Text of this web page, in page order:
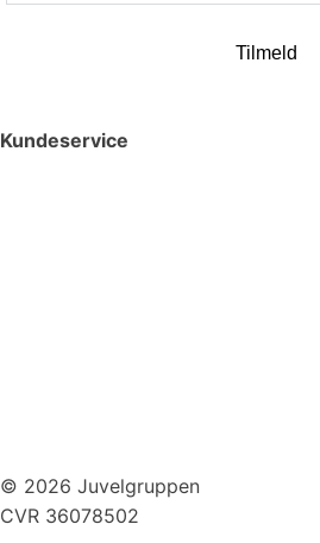
Tilmeld
Kundeservice
© 2026 Juvelgruppen
CVR 36078502